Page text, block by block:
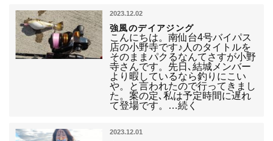
2023.12.02
強風のデイアジング
こんにちは。南仙台4号バイパス
店の小野寺です♪人のタイトルを
そのままパクるなんてさすが小野
寺さんです。先日､結城メンバー
より暇しているなら釣りにこい
や。と言われたので行ってきまし
た。案の定､私は予定時間に遅れ
て登場です。…続く
2023.12.01